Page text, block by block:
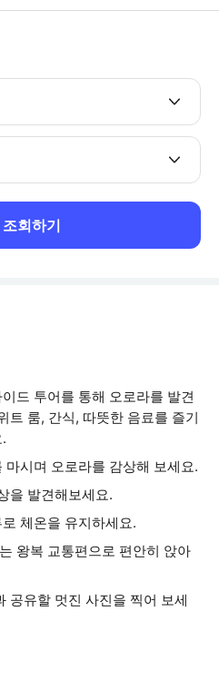
회하기
드 투어를 통해 오로라를 발견
트 룸, 간식, 따뜻한 음료를 즐기
시며 오로라를 감상해 보세요.
을 발견해보세요.
체온을 유지하세요.
왕복 교통편으로 편안히 앉아
공유할 멋진 사진을 찍어 보세